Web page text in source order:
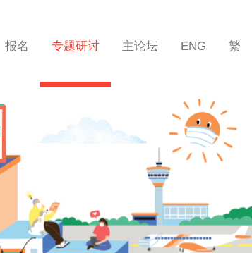
报名 专题研讨 主论坛 ENG 繁